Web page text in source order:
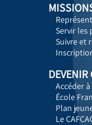
Servir les
Suivre et
Accéder
École
Plan
Le